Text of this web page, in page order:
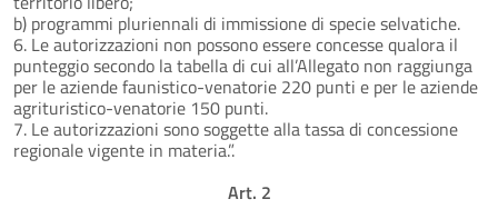
b) programmi pluriennali di immissione di specie selvatiche.
6. Le autorizzazioni non possono essere concesse qualora il
punteggio secondo la tabella di cui all’Allegato non raggiunga
per le aziende faunistico-venatorie 220 punti e per le aziende
agrituristico-venatorie 150 punti.
7. Le autorizzazioni sono soggette alla tassa di concessione
regionale vigente in materia.”.
Art. 2